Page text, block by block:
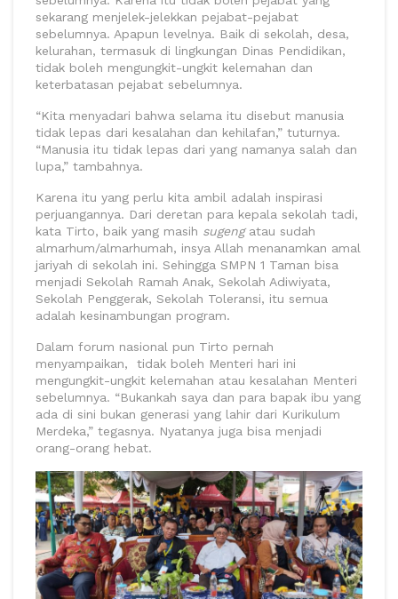
sekarang menjelek-jelekkan pejabat-pejabat
sebelumnya. Apapun levelnya. Baik di sekolah, desa,
kelurahan, termasuk di lingkungan Dinas Pendidikan,
tidak boleh mengungkit-ungkit kelemahan dan
keterbatasan pejabat sebelumnya.
“Kita menyadari bahwa selama itu disebut manusia
tidak lepas dari kesalahan dan kehilafan,” tuturnya.
“Manusia itu tidak lepas dari yang namanya salah dan
lupa,” tambahnya.
Karena itu yang perlu kita ambil adalah inspirasi
perjuangannya. Dari deretan para kepala sekolah tadi,
kata Tirto, baik yang masih sugeng atau sudah
almarhum/almarhumah, insya Allah menanamkan amal
jariyah di sekolah ini. Sehingga SMPN 1 Taman bisa
menjadi Sekolah Ramah Anak, Sekolah Adiwiyata,
Sekolah Penggerak, Sekolah Toleransi, itu semua
adalah kesinambungan program.
Dalam forum nasional pun Tirto pernah
menyampaikan, tidak boleh Menteri hari ini
mengungkit-ungkit kelemahan atau kesalahan Menteri
sebelumnya. “Bukankah saya dan para bapak ibu yang
ada di sini bukan generasi yang lahir dari Kurikulum
Merdeka,” tegasnya. Nyatanya juga bisa menjadi
orang-orang hebat.